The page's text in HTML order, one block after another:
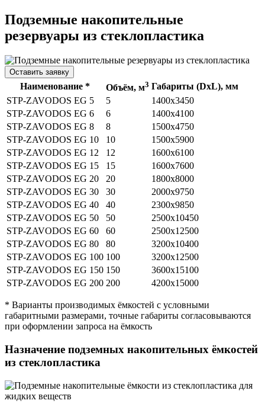
Подземные накопительные
резервуары из стеклопластика
Оставить заявку
Наименование * Объём, м3 Габариты (DхL), мм
STP-ZAVODOS EG 5
5
1400х3450
STP-ZAVODOS EG 6
6
1400x4100
STP-ZAVODOS EG 8
8
1500x4750
STP-ZAVODOS EG 10
10
1500х5900
STP-ZAVODOS EG 12
12
1600х6100
STP-ZAVODOS EG 15
15
1600х7600
STP-ZAVODOS EG 20
20
1800х8000
STP-ZAVODOS EG 30
30
2000х9750
STP-ZAVODOS EG 40
40
2300х9850
STP-ZAVODOS EG 50
50
2500х10450
STP-ZAVODOS EG 60
60
2500х12500
STP-ZAVODOS EG 80
80
3200х10400
STP-ZAVODOS EG 100 100
3200х12500
STP-ZAVODOS EG 150 150
3600х15100
STP-ZAVODOS EG 200 200 4200х15000
* Варианты производимых ёмкостей с условными
габаритными размерами, точные габариты согласовываются
при оформлении запроса на ёмкость
Назначение подземных накопительных ёмкостей
из стеклопластика